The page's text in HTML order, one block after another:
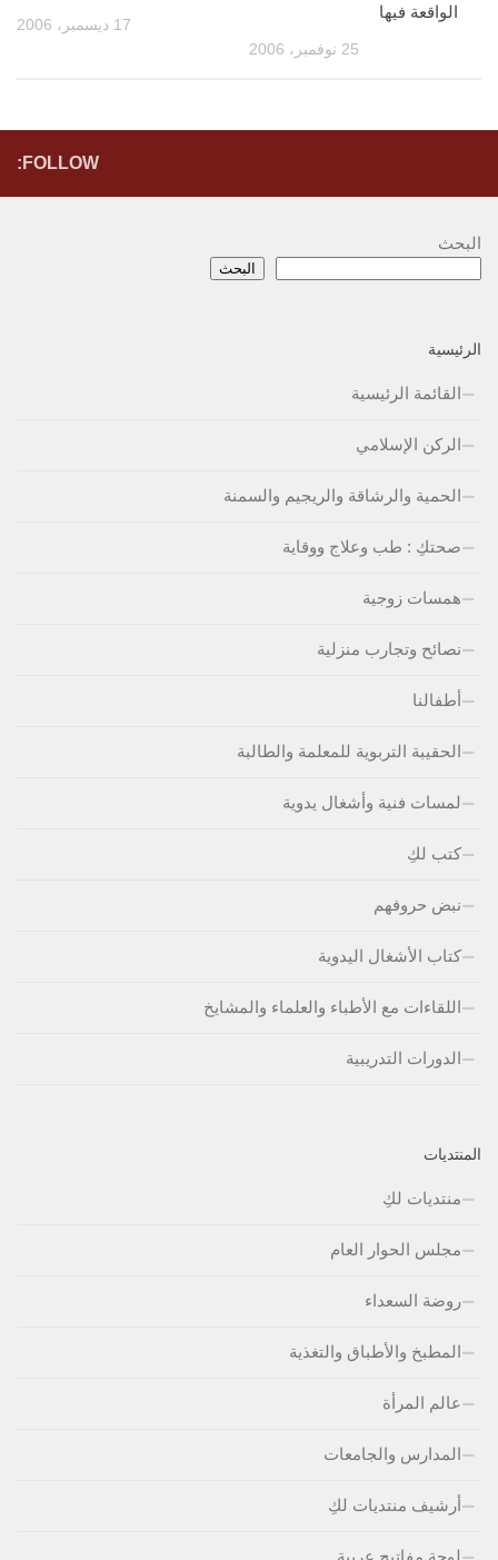
17 ديسمبر، 2006
الواقعة فيها
25 نوفمبر، 2006
FOLLOW:
البحث
البحث
الرئيسية
القائمة الرئيسية
الركن الإسلامي
الحمية والرشاقة والريجيم والسمنة
صحتكِ : طب وعلاج ووقاية
همسات زوجية
نصائح وتجارب منزلية
أطفالنا
الحقيبة التربوية للمعلمة والطالبة
لمسات فنية وأشغال يدوية
كتب لكِ
نبض حروفهم
كتاب الأشغال اليدوية
اللقاءات مع الأطباء والعلماء والمشايخ
الدورات التدريبية
المنتديات
منتديات لكِ
مجلس الحوار العام
روضة السعداء
المطبخ والأطباق والتغذية
عالم المرأة
المدارس والجامعات
أرشيف منتديات لكِ
لوحة مفاتيج عربية